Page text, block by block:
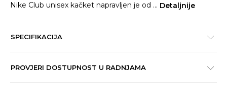
Nike Club unisex kačket napravljen je od ... Detaljnije
SPECIFIKACIJA
PROVJERI DOSTUPNOST U RADNJAMA